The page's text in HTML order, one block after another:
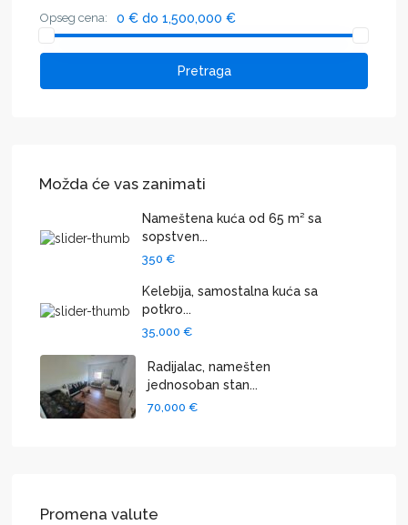
Opseg cena: 0 € do 1,500,000 €
Pretraga
Možda će vas zanimati
Nameštena kuća od 65 m² sa
sopstven...
350 €
Kelebija, samostalna kuća sa
potkro...
35,000 €
Radijalac, namešten
jednosoban stan...
70,000 €
Promena valute